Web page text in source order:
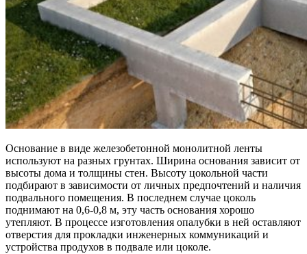
Основание в виде железобетонной монолитной ленты
используют на разных грунтах. Ширина основания зависит от
высоты дома и толщины стен. Высоту цокольной части
подбирают в зависимости от личных предпочтений и наличия
подвального помещения. В последнем случае цоколь
поднимают на 0,6-0,8 м, эту часть основания хорошо
утепляют. В процессе изготовления опалубки в ней оставляют
отверстия для прокладки инженерных коммуникаций и
устройства продухов в подвале или цоколе.